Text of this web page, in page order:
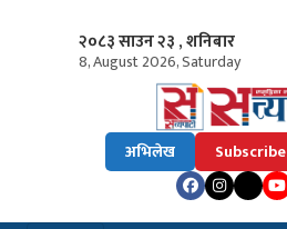
२०८३ साउन २३ , शनिबार
8, August 2026, Saturday
अभिलेख Subscribe